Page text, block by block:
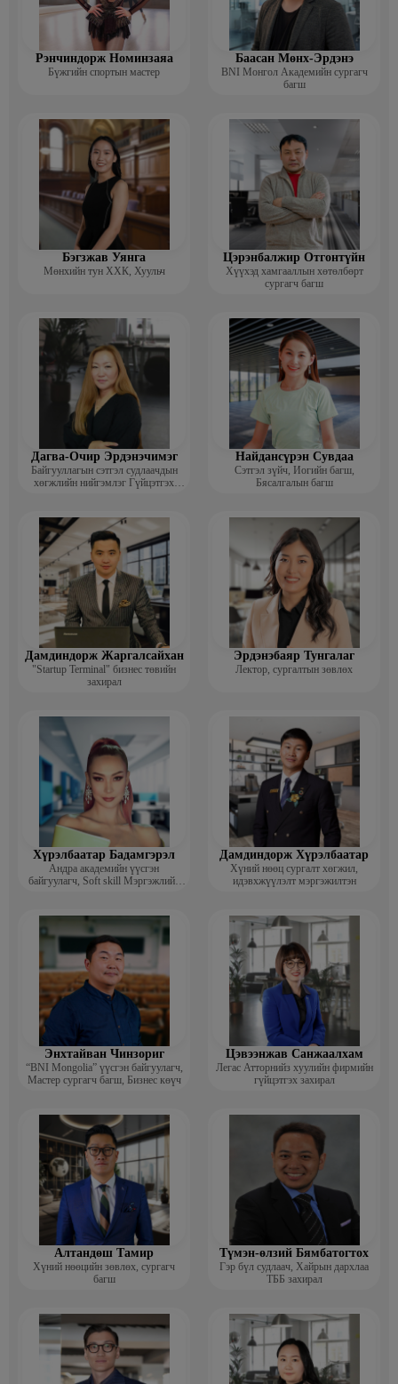
Рэнчиндорж Номинзаяа
Бүжгийн спортын мастер
Баасан Мөнх-Эрдэнэ
BNI Монгол Академийн сургагч
багш
Бэгзжав Уянга
Мөнхийн тун ХХК, Хуульч
Цэрэнбалжир Отгонтүйн
Хүүхэд хамгааллын хөтөлбөрт
сургагч багш
Дагва-Очир Эрдэнэчимэг
Байгууллагын сэтгэл судлаачдын
хөгжлийн нийгэмлэг Гүйцэтгэх
Найдансүрэн Сувдаа
Сэтгэл зүйч, Иогийн багш,
Бясалгалын багш
Дамдиндорж Жаргалсайхан
"Startup Terminal" бизнес төвийн
захирал
Эрдэнэбаяр Тунгалаг
Лектор, сургалтын зөвлөх
Хүрэлбаатар Бадамгэрэл
Андра академийн үүсгэн
байгуулагч, Soft skill Мэргэжлийн
Дамдиндорж Хүрэлбаатар
Хүний нөөц сургалт хөгжил,
идэвхжүүлэлт мэргэжилтэн
Энхтайван Чинзориг
“BNI Mongolia” үүсгэн байгуулагч,
Мастер сургагч багш, Бизнес көүч
Цэвээнжав Санжаалхам
Легас Атторнийз хуулийн фирмийн
гүйцэтгэх захирал
Алтандөш Тамир
Хүний нөөцийн зөвлөх, сургагч
багш
Түмэн-өлзий Бямбатогтох
Гэр бүл судлаач, Хайрын дархлаа
ТББ захирал